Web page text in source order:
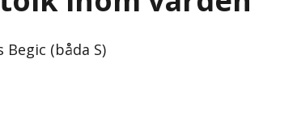
Begic (båda S)